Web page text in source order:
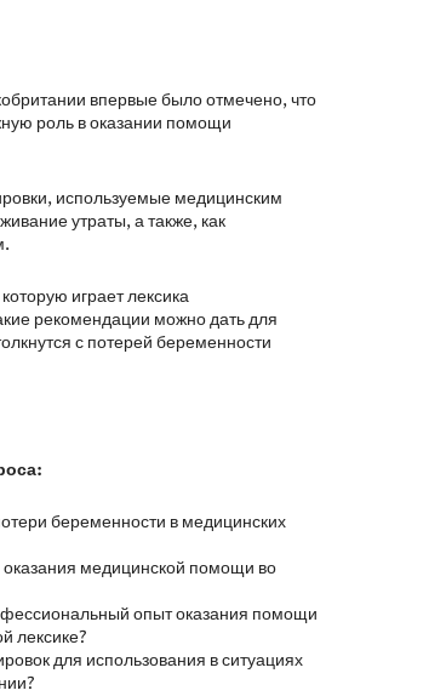
впервые было отмечено, что
роль в оказании помощи
используемые медицинским
утраты, а также, как
играет лексика
рекомендации можно дать для
с потерей беременности
беременности в медицинских
оказания медицинской помощи во
опыт оказания помощи
лексике?
для использования в ситуациях